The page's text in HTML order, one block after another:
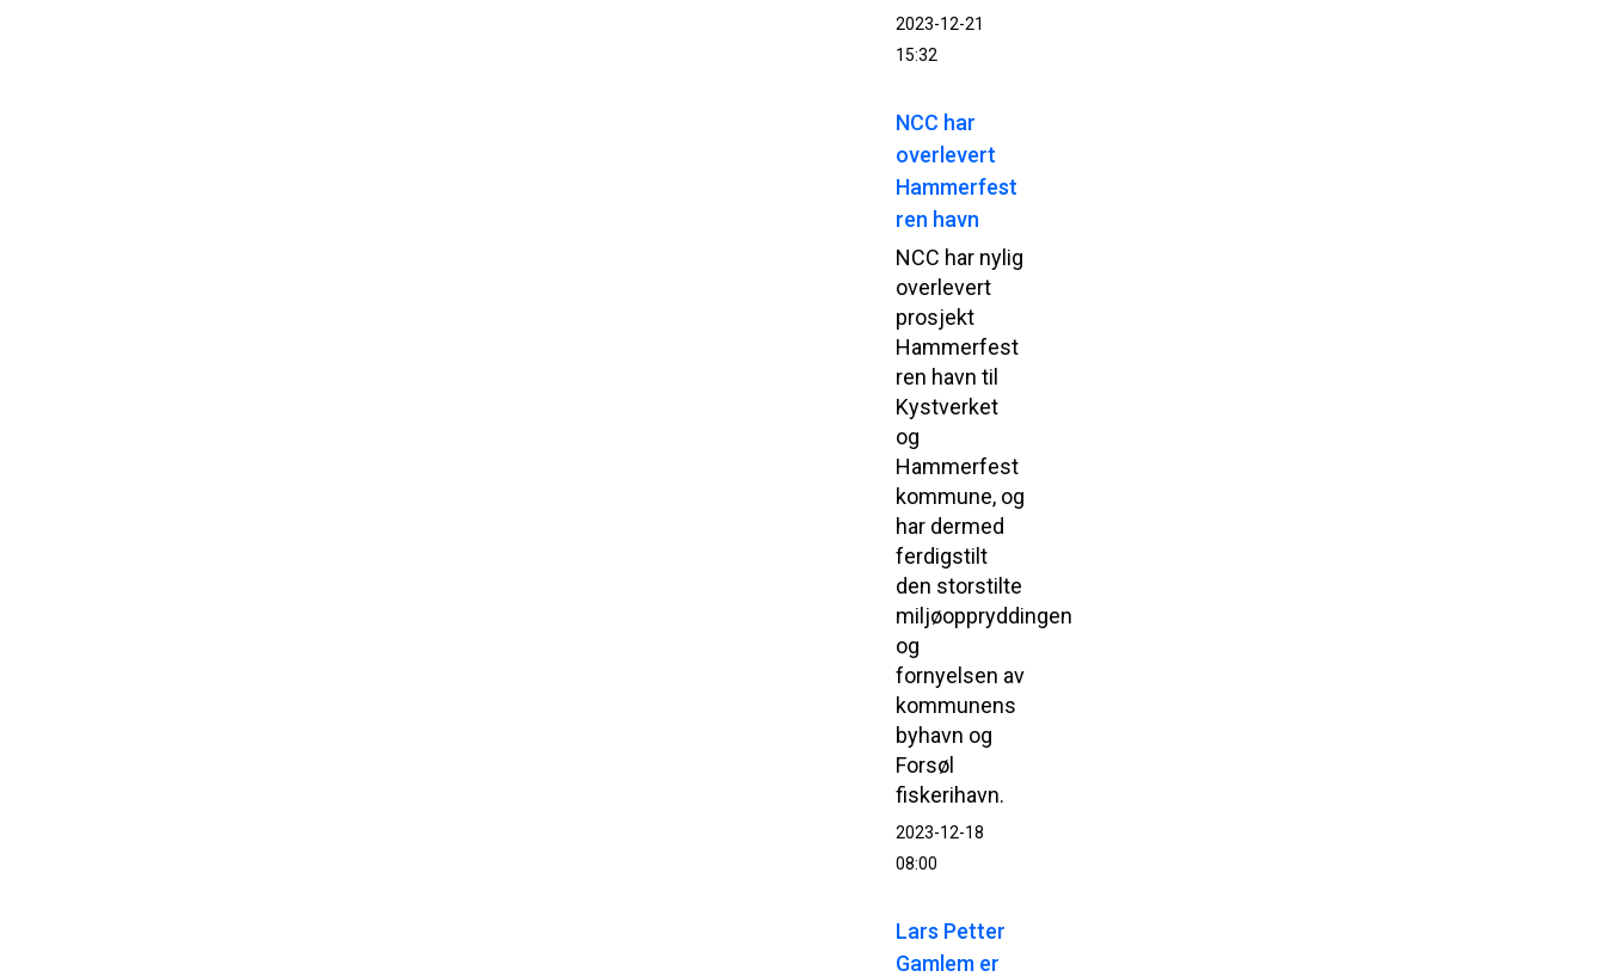
2023-12-21
15:32
NCC har
overlevert
Hammerfest
ren havn
NCC har nylig
overlevert
prosjekt
Hammerfest
ren havn til
Kystverket
og
Hammerfest
kommune, og
har dermed
ferdigstilt
den storstilte
miljøoppryddingen
og
fornyelsen av
kommunens
byhavn og
Forsøl
fiskerihavn.
2023-12-18
08:00
Lars Petter
Gamlem er